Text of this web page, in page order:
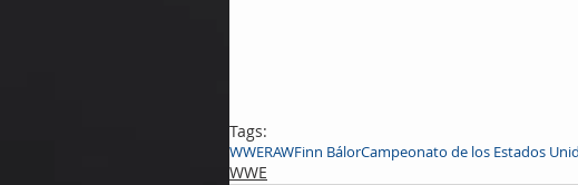
Tags:
WWERAWFinn BálorCampeonato de los Estados
WWE